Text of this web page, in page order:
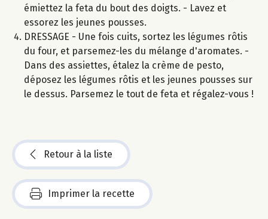
émiettez la feta du bout des doigts. - Lavez et
essorez les jeunes pousses.
DRESSAGE - Une fois cuits, sortez les légumes rôtis
du four, et parsemez-les du mélange d'aromates. -
Dans des assiettes, étalez la crème de pesto,
déposez les légumes rôtis et les jeunes pousses sur
le dessus. Parsemez le tout de feta et régalez-vous !
Retour à la liste
Imprimer la recette